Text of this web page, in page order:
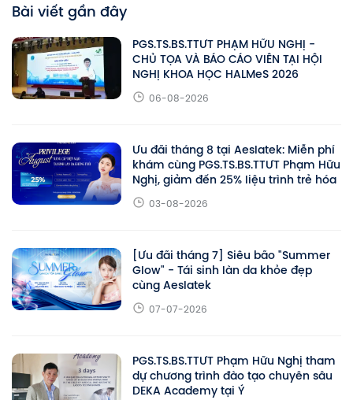
Bài viết gần đây
PGS.TS.BS.TTƯT PHẠM HỮU NGHỊ -
CHỦ TỌA VÀ BÁO CÁO VIÊN TẠI HỘI
NGHỊ KHOA HỌC HALMeS 2026
06-08-2026
Ưu đãi tháng 8 tại Aeslatek: Miễn phí
khám cùng PGS.TS.BS.TTƯT Phạm Hữu
Nghị, giảm đến 25% liệu trình trẻ hóa
03-08-2026
[Ưu đãi tháng 7] Siêu bão "Summer
Glow" - Tái sinh làn da khỏe đẹp
cùng Aeslatek
07-07-2026
PGS.TS.BS.TTƯT Phạm Hữu Nghị tham
dự chương trình đào tạo chuyên sâu
DEKA Academy tại Ý